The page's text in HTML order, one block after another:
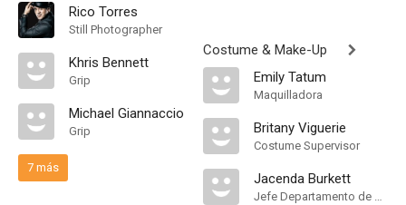
Rico Torres
Still Photographer
Khris Bennett
Grip
Michael Giannaccio
Grip
7 más
Costume & Make-Up
Emily Tatum
Maquilladora
Britany Viguerie
Costume Supervisor
Jacenda Burkett
Jefe Departamento de Maquillaje